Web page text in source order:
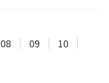
08 09
10